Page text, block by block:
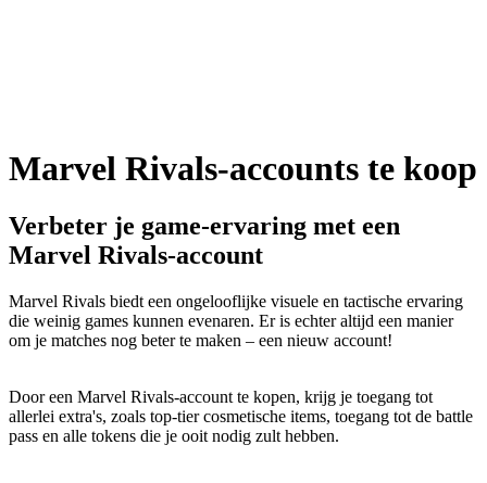
Marvel Rivals-accounts te koop
Verbeter je game-ervaring met een
Marvel Rivals-account
Marvel Rivals biedt een ongelooflijke visuele en tactische ervaring
die weinig games kunnen evenaren. Er is echter altijd een manier
om je matches nog beter te maken – een nieuw account!
Door een Marvel Rivals-account te kopen, krijg je toegang tot
allerlei extra's, zoals top-tier cosmetische items, toegang tot de battle
pass en alle tokens die je ooit nodig zult hebben.